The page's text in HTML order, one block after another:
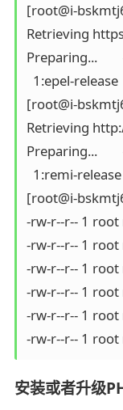
[root@i-
Retrieving
Preparing...
1:epel-
[root@i-
Retrieving
Preparing...
1:remi-
[root@i-
-rw-r--r-- 1
-rw-r--r-- 1
-rw-r--r-- 1
-rw-r--r-- 1
-rw-r--r-- 1
安装或者升级